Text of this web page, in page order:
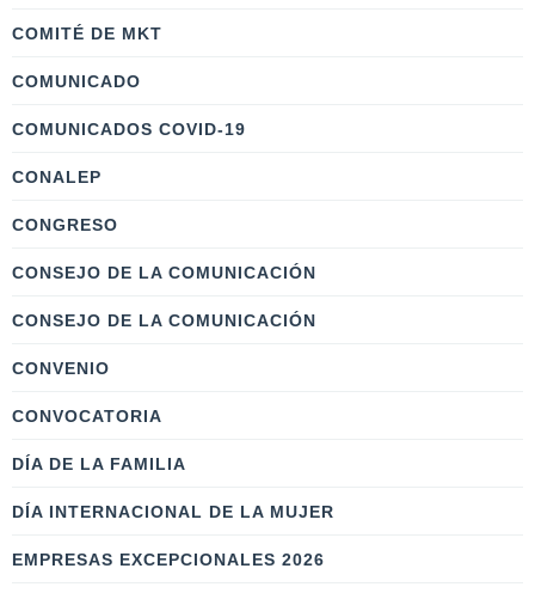
COMITÉ DE MKT
COMUNICADO
COMUNICADOS COVID-19
CONALEP
CONGRESO
CONSEJO DE LA COMUNICACIÓN
CONSEJO DE LA COMUNICACIÓN
CONVENIO
CONVOCATORIA
DÍA DE LA FAMILIA
DÍA INTERNACIONAL DE LA MUJER
EMPRESAS EXCEPCIONALES 2026